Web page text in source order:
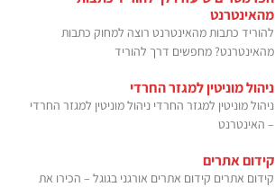
מהאינטרנט
להוריד כתבות מהאינטרנט רוצה למחוק כתבות
מהאינטרנט? מחפשים דרך להוריד
ניהול מוניטין למגזר החרדי
ניהול מוניטין למגזר החרדי ניהול מוניטין למגזר החרדי
– האינטרנט
קידום אתרים
קידום אתרים קידום אתרים אורגני בגוגל – הכירו את